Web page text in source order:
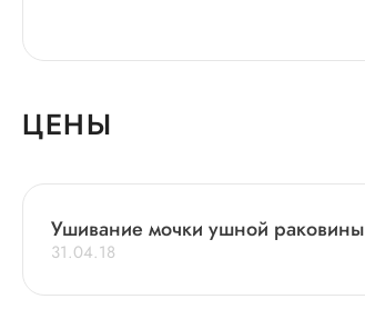
ЦЕНЫ
Ушивание мочки ушной раковины
31.04.18